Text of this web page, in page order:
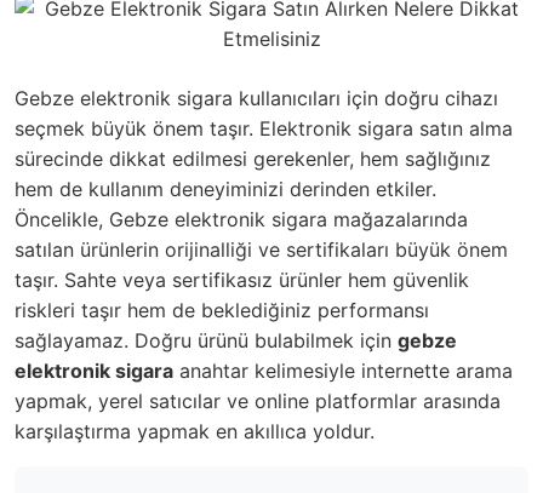
Gebze elektronik sigara kullanıcıları için doğru cihazı
seçmek büyük önem taşır. Elektronik sigara satın alma
sürecinde dikkat edilmesi gerekenler, hem sağlığınız
hem de kullanım deneyiminizi derinden etkiler.
Öncelikle, Gebze elektronik sigara mağazalarında
satılan ürünlerin orijinalliği ve sertifikaları büyük önem
taşır. Sahte veya sertifikasız ürünler hem güvenlik
riskleri taşır hem de beklediğiniz performansı
sağlayamaz. Doğru ürünü bulabilmek için gebze
elektronik sigara anahtar kelimesiyle internette arama
yapmak, yerel satıcılar ve online platformlar arasında
karşılaştırma yapmak en akıllıca yoldur.